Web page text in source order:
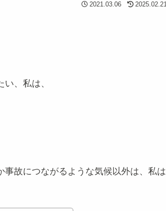
2021.03.06 2025.02.21
、私は、
故につながるような気候以外は、私は